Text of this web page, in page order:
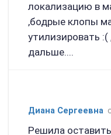
локализацию в
,бодрые клопы
утилизировать
дальше....
Диана Сергеевна
Решила